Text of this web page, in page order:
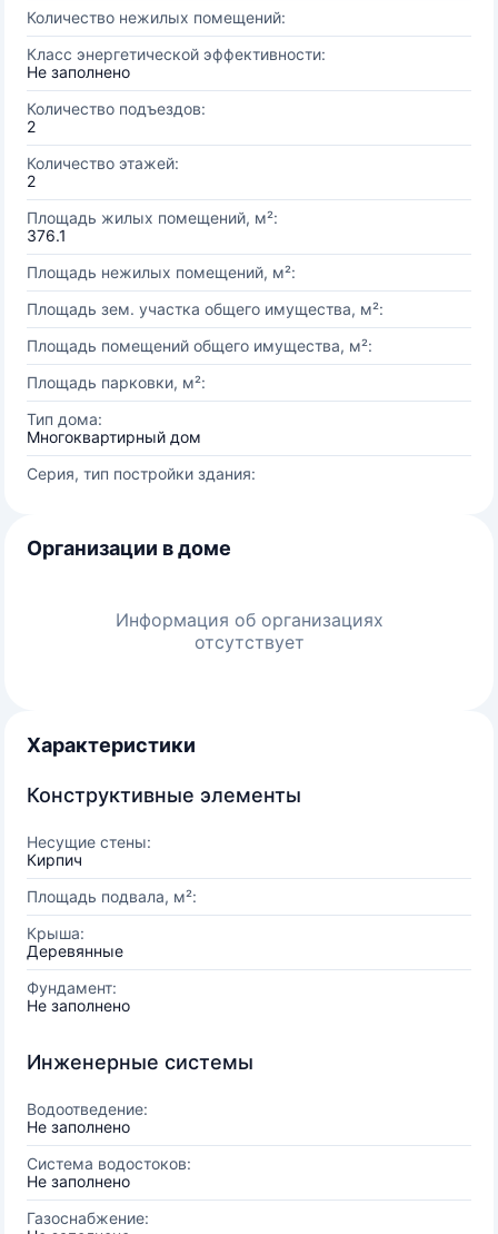
Количество нежилых помещений:
Класс энергетической эффективности:
Не заполнено
Количество подъездов:
2
Количество этажей:
2
Площадь жилых помещений, м²:
376.1
Площадь нежилых помещений, м²:
Площадь зем. участка общего имущества, м²:
Площадь помещений общего имущества, м²:
Площадь парковки, м²:
Тип дома:
Многоквартирный дом
Серия, тип постройки здания:
Организации в доме
Информация об организациях
отсутствует
Характеристики
Конструктивные элементы
Несущие стены:
Кирпич
Площадь подвала, м²:
Крыша:
Деревянные
Фундамент:
Не заполнено
Инженерные системы
Водоотведение:
Не заполнено
Система водостоков:
Не заполнено
Газоснабжение: